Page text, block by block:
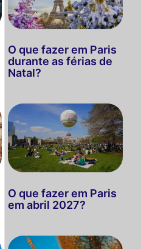
O que fazer em Paris
durante as férias de
Natal?
O que fazer em Paris
em abril 2027?